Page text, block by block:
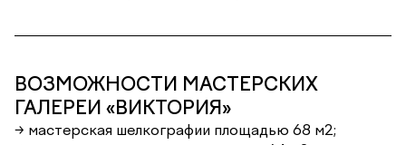
ВОЗМОЖНОСТИ МАСТЕРСКИХ
ГАЛЕРЕИ «ВИКТОРИЯ»
→ мастерская шелкографии площадью 68 м2;